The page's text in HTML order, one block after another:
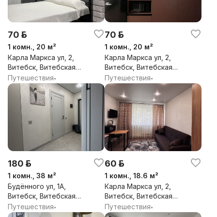
70 р.
1 комн., 20 м²
Карла Маркса ул, 2,
Витебск, Витебская
обл.
Путешествия•
70 р.
1 комн., 20 м²
Карла Маркса ул, 2,
Витебск, Витебская
обл.
Путешествия•
180 р.
1 комн., 38 м²
Будённого ул, 1А,
Витебск, Витебская
обл.
Путешествия•
60 р.
1 комн., 18.6 м²
Карла Маркса ул, 2,
Витебск, Витебская
обл.
Путешествия•